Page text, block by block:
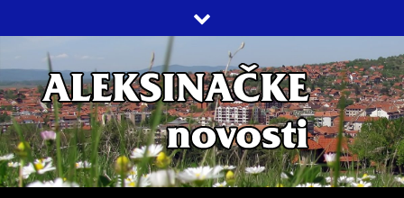
to
content
ДРУШТВО, КУЛТУРА, ЕКОНОМИЈА,